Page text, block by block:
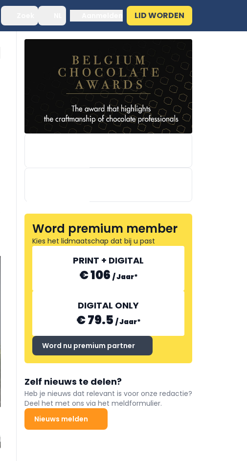
LID WORDEN
BIO BAKKERIJ DE TROG
Word premium member
Kies het lidmaatschap dat bij u past
PRINT + DIGITAL
€ 106 /Jaar*
DIGITAL ONLY
€ 79.5 /Jaar*
Word nu premium partner
Zelf nieuws te delen?
Heb je nieuws dat relevant is voor onze redactie?
Deel het met ons via het meldformulier.
Nieuws melden